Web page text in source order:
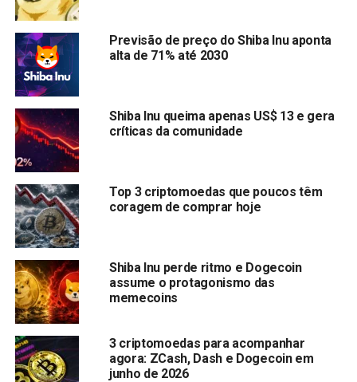
Memecoins em Queda: É
Hora de Comprar?
No mundo das criptomoedas, existem inúmeras moedas
que ganharam popularidade ao longo dos anos. Algumas
dispararam em valor, enquanto outras experimentaram uma
queda significativa. Neste artigo, vamos dar uma olhada
mais de perto em quatro Memecoins: Dogecoin (DOGE),
Shiba Inu (SHIB), FLOKI (FLOKI) e Bonk (BONK). Vamos
analisar seus preços atuais, seu desempenho em
comparação com seus picos anteriores e seu crescimento
geral desde o lançamento. No final, você terá uma melhor
compreensão se agora é o momento certo para investir
nessas Memecoins em queda.
Dogecoin (DOGE)
Previsão de preço do Shiba Inu aponta
alta de 71% até 2030
Shiba Inu queima apenas US$ 13 e gera
críticas da comunidade
Top 3 criptomoedas que poucos têm
coragem de comprar hoje
Shiba Inu perde ritmo e Dogecoin
assume o protagonismo das
memecoins
3 criptomoedas para acompanhar
agora: ZCash, Dash e Dogecoin em
junho de 2026